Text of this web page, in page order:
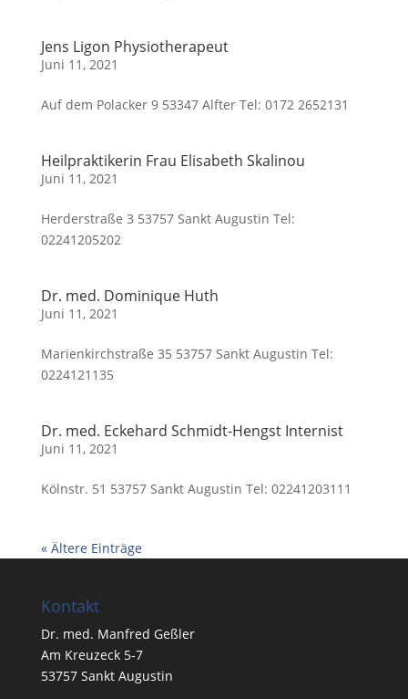
Jens Ligon Physiotherapeut
Juni 11, 2021
Auf dem Polacker 9 53347 Alfter Tel: 0172 2652131
Heilpraktikerin Frau Elisabeth Skalinou
Juni 11, 2021
Herderstraße 3 53757 Sankt Augustin Tel:
02241205202
Dr. med. Dominique Huth
Juni 11, 2021
Marienkirchstraße 35 53757 Sankt Augustin Tel:
0224121135
Dr. med. Eckehard Schmidt-Hengst Internist
Juni 11, 2021
Kölnstr. 51 53757 Sankt Augustin Tel: 02241203111
« Ältere Einträge
Kontakt
Dr. med. Manfred Geßler
Am Kreuzeck 5-7
53757 Sankt Augustin